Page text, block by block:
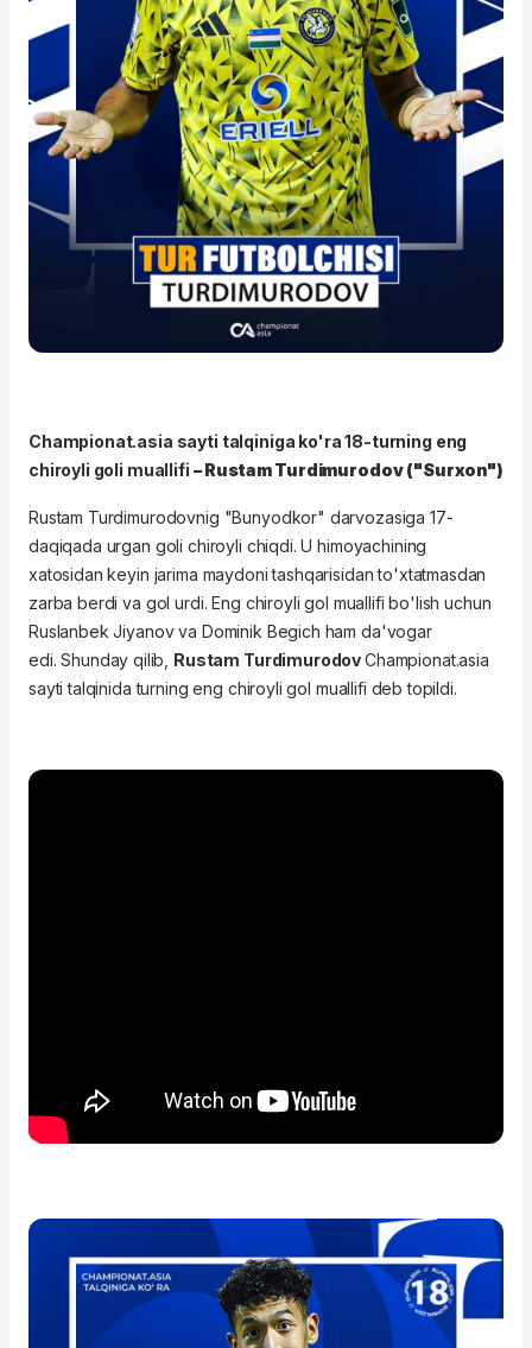
Championat.asia sayti talqiniga ko'ra 18-turning eng
chiroyli goli muallifi – Rustam Turdimurodov ("Surxon")
Rustam Turdimurodovnig "Bunyodkor" darvozasiga 17-
daqiqada urgan goli chiroyli chiqdi. U himoyachining
xatosidan keyin jarima maydoni tashqarisidan to'xtatmasdan
zarba berdi va gol urdi. Eng chiroyli gol muallifi bo'lish uchun
Ruslanbek Jiyanov va Dominik Begich ham da'vogar
edi. Shunday qilib, Rustam TurdimurodovChampionat.asia
sayti talqinida turning eng chiroyli gol muallifi deb topildi.